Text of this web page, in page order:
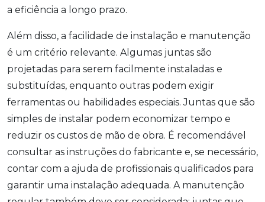
a eficiência a longo prazo.
Além disso, a facilidade de instalação e manutenção
é um critério relevante. Algumas juntas são
projetadas para serem facilmente instaladas e
substituídas, enquanto outras podem exigir
ferramentas ou habilidades especiais. Juntas que são
simples de instalar podem economizar tempo e
reduzir os custos de mão de obra. É recomendável
consultar as instruções do fabricante e, se necessário,
contar com a ajuda de profissionais qualificados para
garantir uma instalação adequada. A manutenção